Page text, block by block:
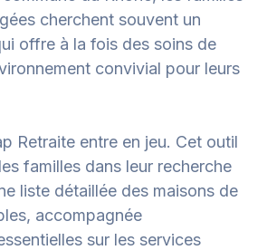
cherchent souvent un
offre à la fois des soins de
convivial pour leurs
Retraite entre en jeu. Cet outil
familles dans leur recherche
liste détaillée des maisons de
accompagnée
sur les services